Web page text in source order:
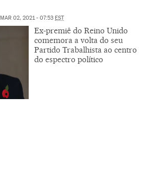
MAR 02, 2021 - 07:53 EST
Ex-premiê do Reino Unido
comemora a volta do seu
Partido Trabalhista ao centro
do espectro político